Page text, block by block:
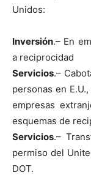
Unidos:
Inversión.– En
a reciprocidad
Servicios.–
personas en
empresas
esquemas de
Servicios.–
permiso del
DOT.